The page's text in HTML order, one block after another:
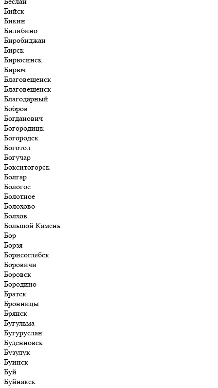
Бийск
Бикин
Билибино
Биробиджан
Бирск
Бирюсинск
Бирюч
Благовещенск
Благовещенск
Благодарный
Бобров
Богданович
Богородицк
Богородск
Боготол
Богучар
Бокситогорск
Болгар
Бологое
Болотное
Болохово
Болхов
Большой Камень
Бор
Борзя
Борисоглебск
Боровичи
Боровск
Бородино
Братск
Бронницы
Брянск
Бугульма
Бугуруслан
Будённовск
Бузулук
Буинск
Буй
Буйнакск